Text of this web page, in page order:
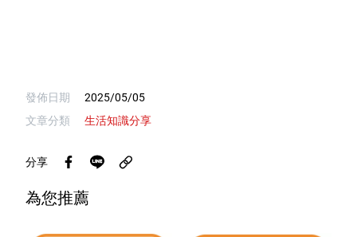
發佈日期
2025/05/05
文章分類
生活知識分享
分享
為您推薦